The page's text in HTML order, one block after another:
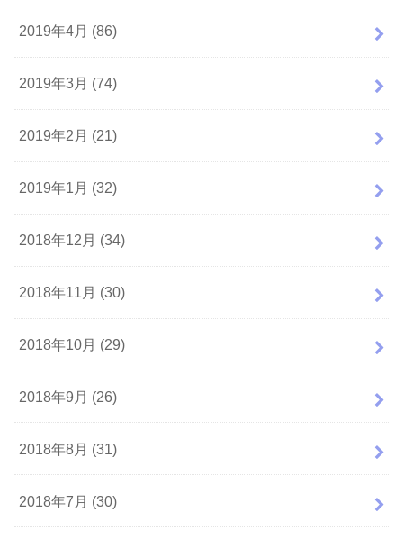
2019年4月 (86)
2019年3月 (74)
2019年2月 (21)
2019年1月 (32)
2018年12月 (34)
2018年11月 (30)
2018年10月 (29)
2018年9月 (26)
2018年8月 (31)
2018年7月 (30)